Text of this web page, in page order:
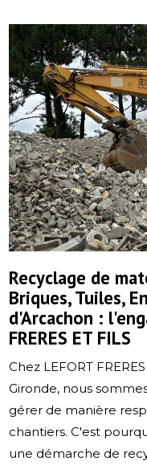
Recyclage de
Briques, Tuiles,
d'Arcachon :
FRERES ET FILS
Chez LEFORT
Gironde, nous
gérer de manière
chantiers. C'est
une démarche de